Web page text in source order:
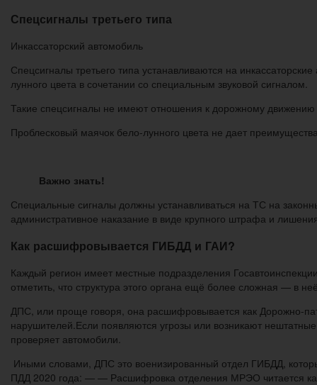
Спецсигналы третьего типа
Инкассаторский автомобиль
Спецсигналы третьего типа устанавливаются на
лунного цвета в сочетании со специальным звуковой сигналом.
Такие спецсигналы не имеют отношения к дорожному
Проблесковый маячок бело-лунного цвета не дает
Важно знать!
Специальные сигналы должны устанавливаться на ТС на
административное наказание в виде крупного штрафа и
Как расшифровывается ГИБДД и ГАИ?
Каждый регион имеет местные подразделения
отметить, что структура этого органа ещё более сложная — в
ДПС, или проще говоря, она расшифровывается как Дорожно-
нарушителей.Если появляются угрозы или возникают
проверяет автомобили.
Иными словами, ДПС это военизированный отдел ГИБДД,
ПДД 2020 года: — — Расшифровка отделения МРЭО читается